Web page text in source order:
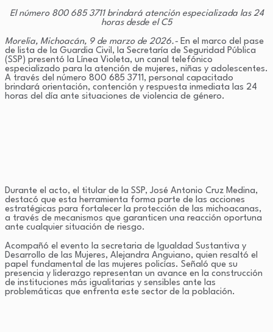
El número 800 685 3711 brindará atención especializada las 24
horas desde el C5
Morelia, Michoacán, 9 de marzo de 2026.- En el marco del pase
de lista de la Guardia Civil, la Secretaría de Seguridad Pública
(SSP) presentó la Línea Violeta, un canal telefónico
especializado para la atención de mujeres, niñas y adolescentes.
A través del número 800 685 3711, personal capacitado
brindará orientación, contención y respuesta inmediata las 24
horas del día ante situaciones de violencia de género.
Durante el acto, el titular de la SSP, José Antonio Cruz Medina,
destacó que esta herramienta forma parte de las acciones
estratégicas para fortalecer la protección de las michoacanas,
a través de mecanismos que garanticen una reacción oportuna
ante cualquier situación de riesgo.
Acompañó el evento la secretaria de Igualdad Sustantiva y
Desarrollo de las Mujeres, Alejandra Anguiano, quien resaltó el
papel fundamental de las mujeres policías. Señaló que su
presencia y liderazgo representan un avance en la construcción
de instituciones más igualitarias y sensibles ante las
problemáticas que enfrenta este sector de la población.